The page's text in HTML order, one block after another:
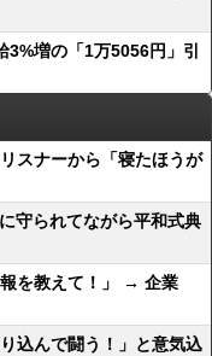
3%増の「1万5056円」引
スナーから「寝たほうが
守られてながら平和式典
報を教えて！」 → 企業
込んで闘う！」と意気込